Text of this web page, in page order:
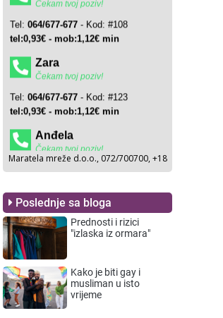
Poslednje sa bloga
Prednosti i rizici
"izlaska iz ormara"
Kako je biti gay i
musliman u isto
vrijeme